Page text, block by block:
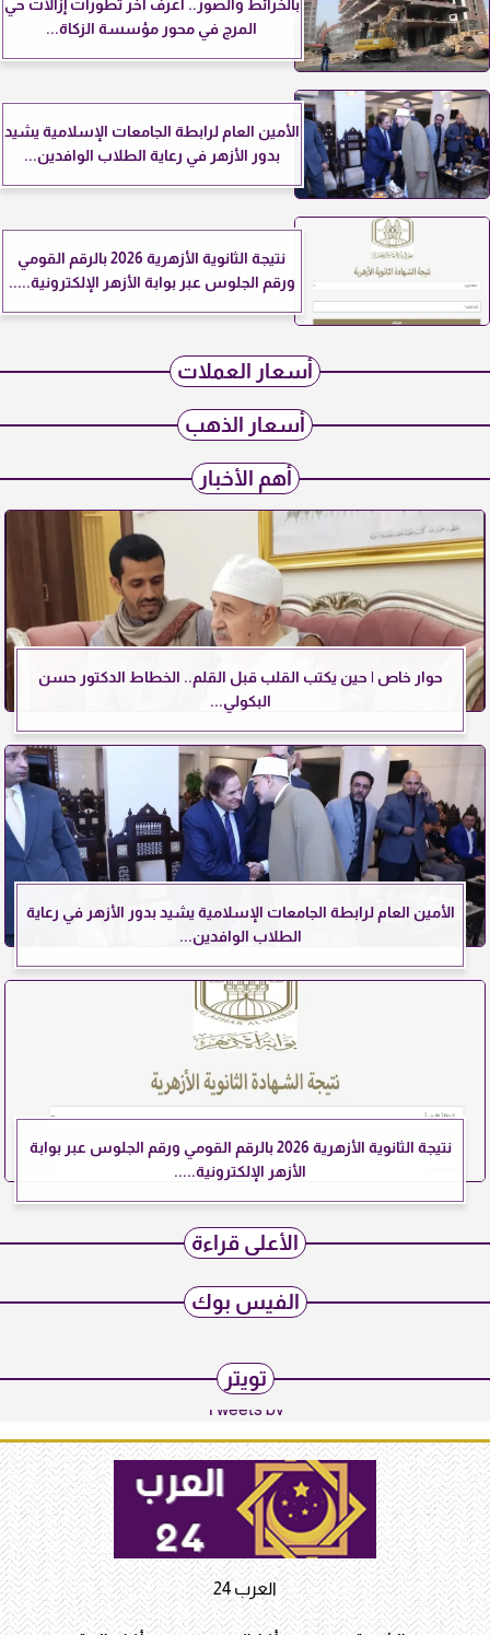
بالخرائط والصور.. اعرف آخر تطورات إزالات حي
المرج في محور مؤسسة الزكاة...
الأمين العام لرابطة الجامعات الإسلامية يشيد
بدور الأزهر في رعاية الطلاب الوافدين...
نتيجة الثانوية الأزهرية 2026 بالرقم القومي
ورقم الجلوس عبر بوابة الأزهر الإلكترونية.....
أسعار العملات
أسعار الذهب
أهم الأخبار
حوار خاص | حين يكتب القلب قبل القلم.. الخطاط الدكتور حسن
البكولي...
الأمين العام لرابطة الجامعات الإسلامية يشيد بدور الأزهر في رعاية
الطلاب الوافدين...
نتيجة الثانوية الأزهرية 2026 بالرقم القومي ورقم الجلوس عبر بوابة
الأزهر الإلكترونية.....
الأعلى قراءة
الفيس بوك
تويتر
Tweets by
العرب 24